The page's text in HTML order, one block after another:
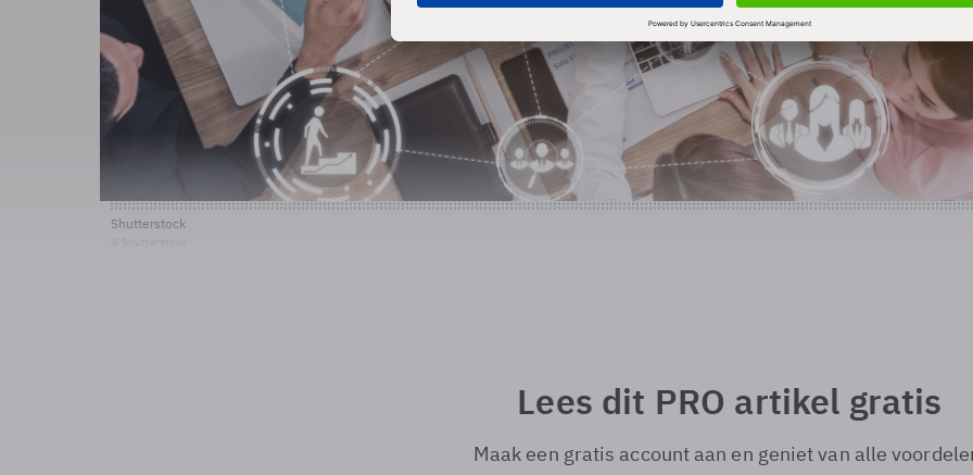
Shutterstock
Lees dit PRO artikel gratis
Maak een gratis account aan en geniet van alle